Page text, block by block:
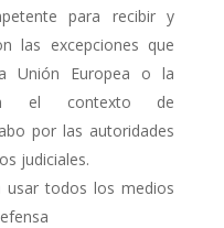
para recibir y
las excepciones que
Unión Europea o la
el contexto de
por las autoridades
judiciales.
usar todos los medios